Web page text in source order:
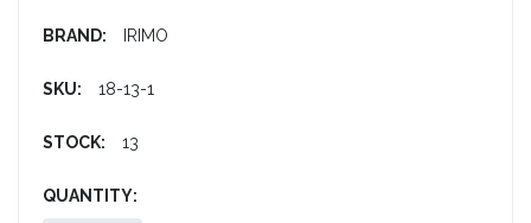
BRAND: IRIMO
SKU: 18-13-1
STOCK: 13
QUANTITY: